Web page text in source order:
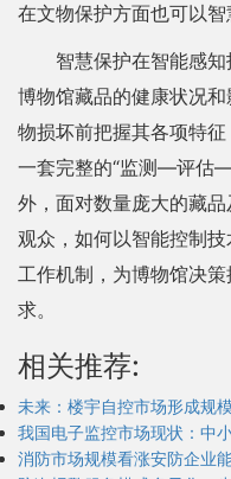
在文物保护方面也可以智
智慧保护在智能感
博物馆藏品的健康状况
物损坏前把握其各项特
一套完整的“监测—评估
外，面对数量庞大的藏
观众，如何以智能控制
工作机制，为博物馆决
求。
相关推荐:
未来：楼宇自控市场形成规
我国电子监控市场现状：中
消防市场规模看涨安防企业